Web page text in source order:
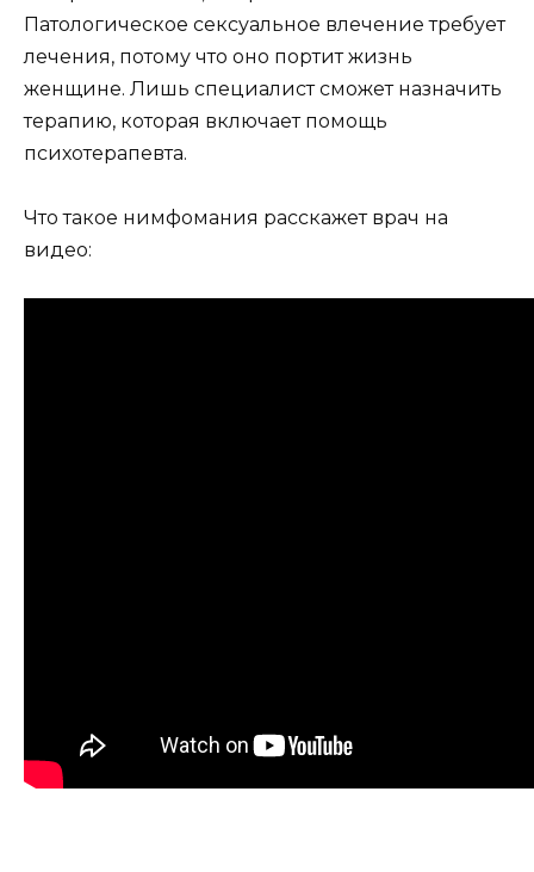
Патологическое сексуальное влечение требует
лечения, потому что оно портит жизнь
женщине. Лишь специалист сможет назначить
терапию, которая включает помощь
психотерапевта.
Что такое нимфомания расскажет врач на
видео: